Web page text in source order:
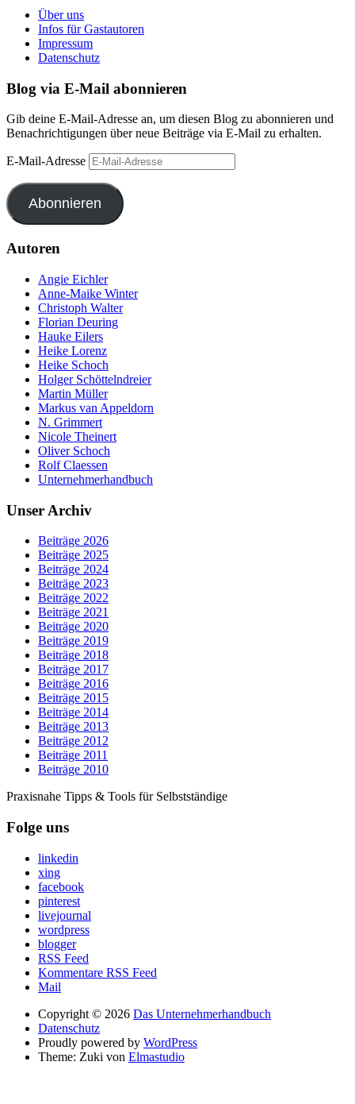
Über uns
Infos für Gastautoren
Impressum
Datenschutz
Blog via E-Mail abonnieren
Gib deine E-Mail-Adresse an, um diesen Blog zu abonnieren und
Benachrichtigungen über neue Beiträge via E-Mail zu erhalten.
E-Mail-Adresse
Abonnieren
Autoren
Angie Eichler
Anne-Maike Winter
Christoph Walter
Florian Deuring
Hauke Eilers
Heike Lorenz
Heike Schoch
Holger Schöttelndreier
Martin Müller
Markus van Appeldorn
N. Grimmert
Nicole Theinert
Oliver Schoch
Rolf Claessen
Unternehmerhandbuch
Unser Archiv
Beiträge 2026
Beiträge 2025
Beiträge 2024
Beiträge 2023
Beiträge 2022
Beiträge 2021
Beiträge 2020
Beiträge 2019
Beiträge 2018
Beiträge 2017
Beiträge 2016
Beiträge 2015
Beiträge 2014
Beiträge 2013
Beiträge 2012
Beiträge 2011
Beiträge 2010
Praxisnahe Tipps & Tools für Selbstständige
Folge uns
linkedin
xing
facebook
pinterest
livejournal
wordpress
blogger
RSS Feed
Kommentare RSS Feed
Mail
Copyright © 2026 Das Unternehmerhandbuch
Datenschutz
Proudly powered by WordPress
Theme: Zuki von Elmastudio